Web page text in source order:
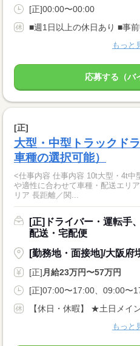
[正]00:00〜00:00
もっと
応募する（バ
[正]
大型・中型トラックド
車種の選択可能）
<仕事内容 仕事内容 10t大型・4t中
や適性に合わせて車種・配送エリ
リア 長距離／関...
[正]ドライバー・運転手
配送・宅配便
[勤務地・面接地]/大阪府
[正]月給23万円〜57万円
[正]07:00〜17:00、09:00〜
もっと